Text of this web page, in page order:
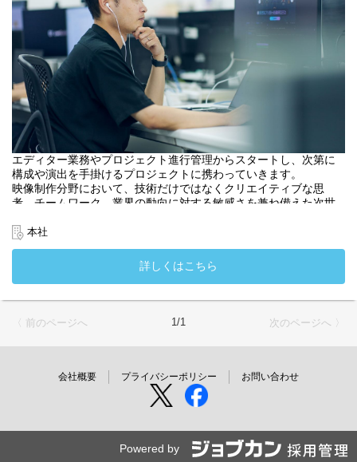
エディター業務やプロジェクト進行管理からスタートし、次第に
構成や演出を手掛けるプロジェクトに携わっていきます。
映像制作分野において、技術だけではなくクリエイティブな思
考、チームワーク、業界の動向に対する敏感さを兼ね備えた次世
・入社時配属先：デジタルワークス部
本社
詳しくはこちら
〈 前のページへ 1/1 次のページへ 〉
会社概要 プライバシーポリシー お問い合わせ
Powered by